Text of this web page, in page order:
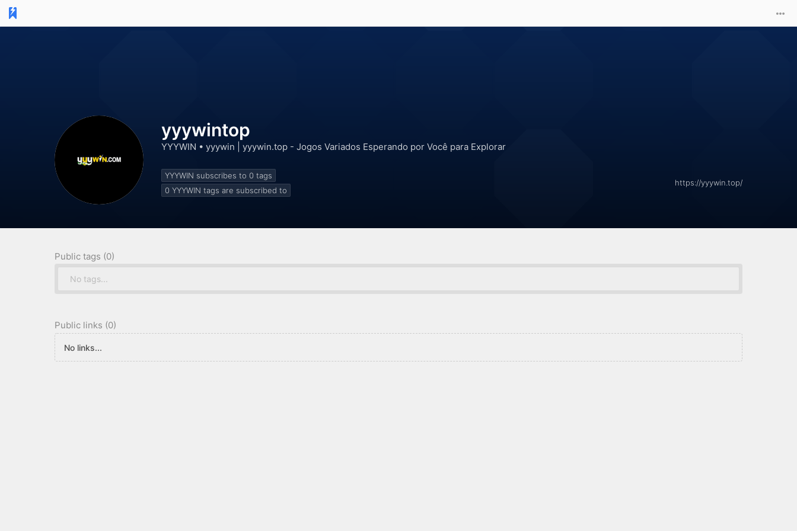
yyywintop
YYYWIN • yyywin | yyywin.top - Jogos Variados Esperando por Você para Explorar
YYYWIN subscribes to 0 tags
0 YYYWIN tags are subscribed to
https://yyywin.top/
Public tags (0)
No tags...
Public links (0)
No links...